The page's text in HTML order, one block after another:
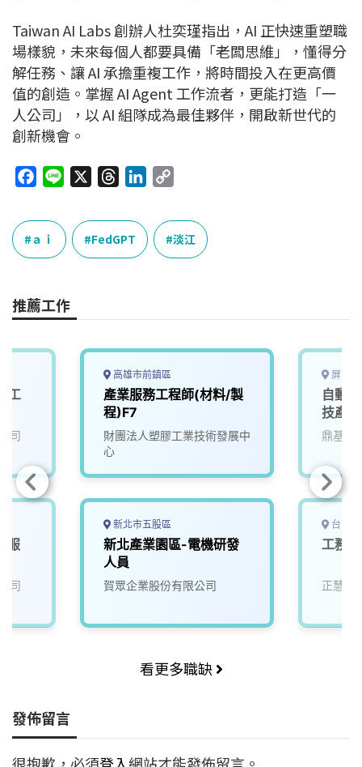
Taiwan AI Labs 創辦人杜奕瑾指出，AI 正快速重塑職
場樣貌，未來每個人都要具備「老闆思維」，懂得分
解任務、讓 AI 承擔重複工作，將時間投入在更高價
值的創造。掌握 AI Agent 工作流者，更能打造「一
人公司」，以 AI 組隊成為最佳夥伴，開啟新世代的
創新機會。
c
e
b
o
k
e
r
e
a
k
n
p
y
L
k
ａｉ FedGPT 淡江
推薦工作
工
司
服
司
高雄市前鎮區
產業服務工程師(材料/製
程)F7
財團法人塑膠工業技術發展中
心
新北市五股區
新北產業園區-電機研發
人員
賀眾企業股份有限公司
屏東
自動
技產
鼎基先
台南
工務 (
正慧食
看更多職缺
發佈留言
很抱歉，必須登入網站才能發佈留言。